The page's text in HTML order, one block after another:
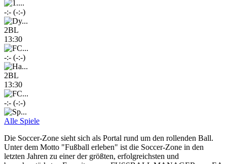
-:- (-:-)
2BL
13:30
-:- (-:-)
2BL
13:30
-:- (-:-)
Alle Spiele
Die Soccer-Zone sieht sich als Portal rund um den rollenden Ball.
Unter dem Motto "Fußball erleben" ist die Soccer-Zone in den
letzten Jahren zu einer der größten, erfolgreichsten und